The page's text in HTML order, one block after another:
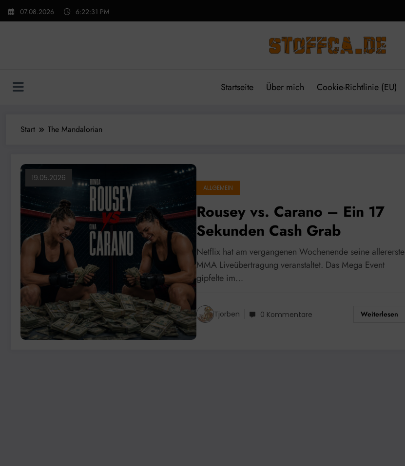
Zum
Inhalt
07.08.2026 6:22:32 PM
Startseite Über mich Cookie-Richtlinie (EU)
Start The Mandalorian
19.05.2026
ALLGEMEIN
Rousey vs. Carano – Ein 17
Sekunden Cash Grab
Netflix hat am vergangenen Wochenende seine allererste
MMA Liveübertragung veranstaltet. Das Mega Event
gipfelte im…
Tjorben 0 Kommentare Weiterlesen